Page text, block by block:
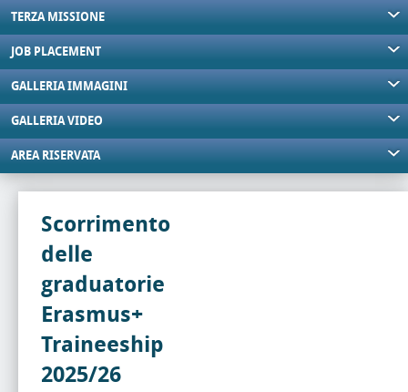
TERZA MISSIONE
JOB PLACEMENT
GALLERIA IMMAGINI
GALLERIA VIDEO
AREA RISERVATA
Scorrimento
delle
graduatorie
Erasmus+
Traineeship
2025/26